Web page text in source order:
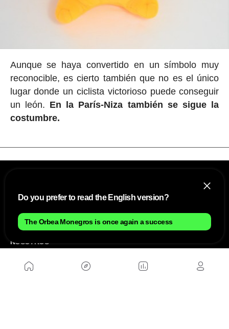
Aunque se haya convertido en un símbolo muy
reconocible, es cierto también que no es el único
lugar donde un ciclista victorioso puede conseguir
un león. En la París-Niza también se sigue la
costumbre.
NOSOTROS
Mapa del sitio
Aviso Legal
Do you prefer to read the English version?
The Orbea Monegros is once again a success